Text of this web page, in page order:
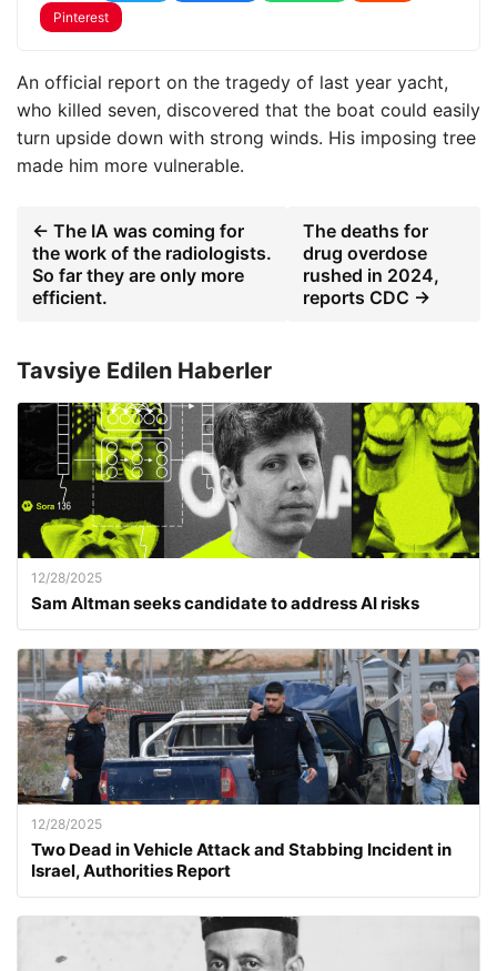
Pinterest
An official report on the tragedy of last year yacht,
who killed seven, discovered that the boat could easily
turn upside down with strong winds. His imposing tree
made him more vulnerable.
← The IA was coming for
the work of the radiologists.
So far they are only more
efficient.
The deaths for
drug overdose
rushed in 2024,
reports CDC →
Tavsiye Edilen Haberler
12/28/2025
Sam Altman seeks candidate to address AI risks
12/28/2025
Two Dead in Vehicle Attack and Stabbing Incident in
Israel, Authorities Report